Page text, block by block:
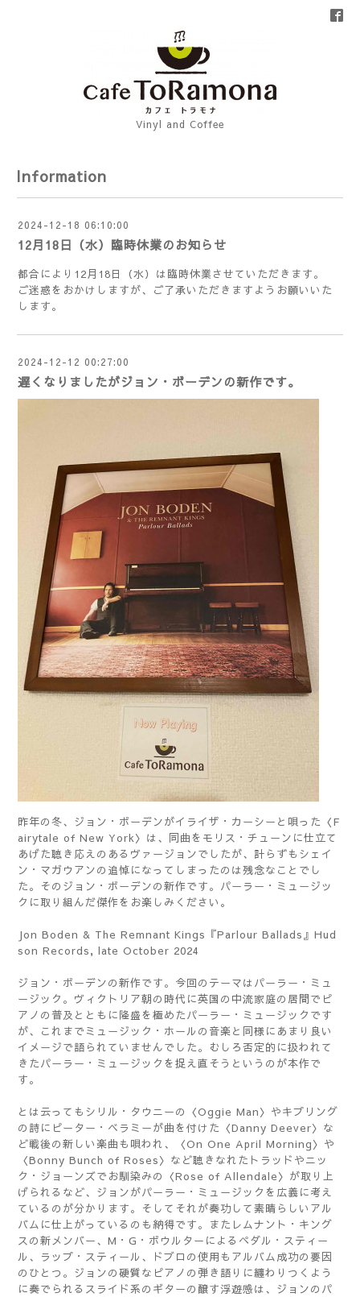
Vinyl and Coffee
Information
2024-12-18 06:10:00
12月18日（水）臨時休業のお知らせ
都合により12月18日（水）は臨時休業させていただきます。
ご迷惑をおかけしますが、ご了承いただきますようお願いいた
します。
2024-12-12 00:27:00
遅くなりましたがジョン・ボーデンの新作です。
昨年の冬、ジョン・ボーデンがイライザ・カーシーと唄った〈F
airytale of New York〉は、同曲をモリス・チューンに仕立て
あげた聴き応えのあるヴァージョンでしたが、計らずもシェイ
ン・マガウアンの追悼になってしまったのは残念なことでし
た。そのジョン・ボーデンの新作です。パーラー・ミュージッ
クに取り組んだ傑作をお楽しみください。
Jon Boden & The Remnant Kings『Parlour Ballads』Hud
son Records, late October 2024
ジョン・ボーデンの新作です。今回のテーマはパーラー・ミュ
ージック。ヴィクトリア朝の時代に英国の中流家庭の居間でピ
アノの普及とともに隆盛を極めたパーラー・ミュージックです
が、これまでミュージック・ホールの音楽と同様にあまり良い
イメージで語られていませんでした。むしろ否定的に扱われて
きたパーラー・ミュージックを捉え直そうというのが本作で
す。
とは云ってもシリル・タウニーの〈Oggie Man〉やキプリング
の詩にピーター・ベラミーが曲を付けた〈Danny Deever〉な
ど戦後の新しい楽曲も唄われ、〈On One April Morning〉や
〈Bonny Bunch of Roses〉など聴きなれたトラッドやニッ
ク・ジョーンズでお馴染みの〈Rose of Allendale〉が取り上
げられるなど、ジョンがパーラー・ミュージックを広義に考え
ているのが分かります。そしてそれが奏功して素晴らしいアル
バムに仕上がっているのも納得です。またレムナント・キング
スの新メンバー、M・G・ボウルターによるペダル・スティー
ル、ラップ・スティール、ドブロの使用もアルバム成功の要因
のひとつ。ジョンの硬質なピアノの弾き語りに纏わりつくよう
に奏でられるスライド系のギターの醸す浮遊感は、ジョンのパ